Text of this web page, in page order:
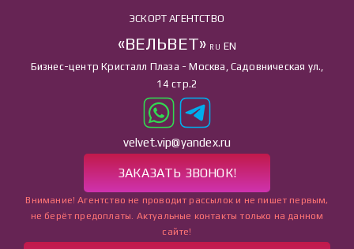
ЭСКОРТ АГЕНТСТВО
«ВЕЛЬВЕТ» RU EN
Бизнес-центр Кристалл Плаза - Москва, Садовническая ул.,
14 стр.2
velvet.vip@yandex.ru
ЗАКАЗАТЬ ЗВОНОК!
Внимание! Агентство не проводит рассылок и не пишет первым,
не берёт предоплаты. Актуальные контакты только на данном
сайте!